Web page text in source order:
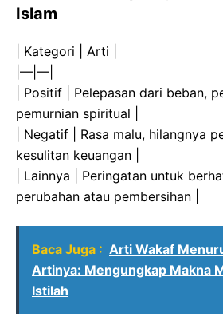
Islam
| Kategori | Arti |
|—|—|
| Positif | Pelepasan dari beban,
pemurnian spiritual |
| Negatif | Rasa malu, hilangnya
kesulitan keuangan |
| Lainnya | Peringatan untuk
perubahan atau pembersihan |
Baca Juga : Arti Wakaf
Artinya: Mengungkap Makna
Istilah